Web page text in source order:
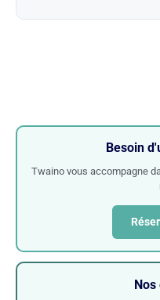
Besoin
Twaino vous accompagne